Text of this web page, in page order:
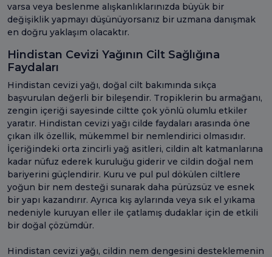
varsa veya beslenme alışkanlıklarınızda büyük bir
değişiklik yapmayı düşünüyorsanız bir uzmana danışmak
en doğru yaklaşım olacaktır.
Hindistan Cevizi Yağının Cilt Sağlığına
Faydaları
Hindistan cevizi yağı, doğal cilt bakımında sıkça
başvurulan değerli bir bileşendir. Tropiklerin bu armağanı,
zengin içeriği sayesinde ciltte çok yönlü olumlu etkiler
yaratır. Hindistan cevizi yağı cilde faydaları arasında öne
çıkan ilk özellik, mükemmel bir nemlendirici olmasıdır.
İçeriğindeki orta zincirli yağ asitleri, cildin alt katmanlarına
kadar nüfuz ederek kuruluğu giderir ve cildin doğal nem
bariyerini güçlendirir. Kuru ve pul pul dökülen ciltlere
yoğun bir nem desteği sunarak daha pürüzsüz ve esnek
bir yapı kazandırır. Ayrıca kış aylarında veya sık el yıkama
nedeniyle kuruyan eller ile çatlamış dudaklar için de etkili
bir doğal çözümdür.
Hindistan cevizi yağı, cildin nem dengesini desteklemenin